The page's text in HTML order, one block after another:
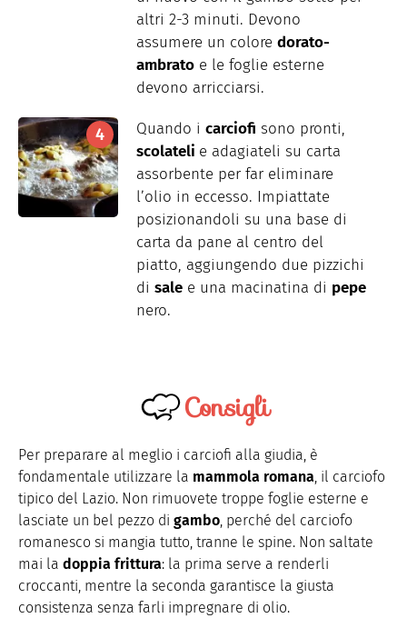
altri 2-3 minuti. Devono
assumere un colore dorato-
ambrato e le foglie esterne
devono arricciarsi.
Quando i carciofi sono pronti,
scolateli e adagiateli su carta
assorbente per far eliminare
l’olio in eccesso. Impiattate
posizionandoli su una base di
carta da pane al centro del
piatto, aggiungendo due pizzichi
di sale e una macinatina di pepe
nero.
Consigli
Per preparare al meglio i carciofi alla giudia, è
fondamentale utilizzare la mammola romana, il carciofo
tipico del Lazio. Non rimuovete troppe foglie esterne e
lasciate un bel pezzo di gambo, perché del carciofo
romanesco si mangia tutto, tranne le spine. Non saltate
mai la doppia frittura: la prima serve a renderli
croccanti, mentre la seconda garantisce la giusta
consistenza senza farli impregnare di olio.